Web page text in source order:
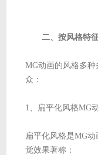
二、按风格特征
MG动画的风格多
众：
1、扁平化风格MG
扁平化风格是MG
觉效果著称：